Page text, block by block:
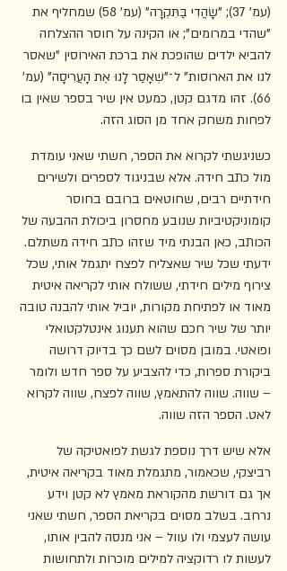
(עמ' 37); "שָׂהֲדִי בַּתִּקְרָה" (עמ' 58) שמחליף את
"שהדי במרומים"; או הקינה על חוסר ההצלחה
להביא ילדים שהופכת את ברכת האירוסין "שאסר
לנו את הארוסות" ל־"שְׁאָסַר לָנוּ אֶת הָעֲרִיסָה" (עמ'
66). זהו מדגם קטן, כמעט אין שיר בספר שאין בו
לפחות משחק אחד מן הסוג הזה.
כשניגשתי לקרוא את הספר, חשתי שאני עומדת
מול כתב חידה. אלא שבניגוד לספרים ולשירים
חידתיים רבים, שחוטאים ברובם בחוסר
קומוניקטיביות שנובע מחסרון ביכולת ההבעה של
הכותב, כאן הבנתי מיד שזהו כתב חידה משתלם.
ידעתי שכל שיר שאצליח לפצח יתגמל אותי, שכל
צירוף מילים חידתי, ששולח אותי לקריאה איטית
מאוד או לפתיחת מקורות, יוביל אותי להבנה טובה
יותר של שיר חכם שהוא תענוג אינטלקטואלי
ופואטי. במובן מסוים לשם כך בדיוק דרושה
ביקורת ספרות, כדי להצביע על ספר חדש ולומר
– שווה. שווה להתאמץ, שווה לפצח, שווה לקרוא
לאט. הספר הזה שווה.
אלא שיש דרך נוספת לגשת לפואטיקה של
רביצקי, שכאמור, מתגמלת מאוד בקריאה איטית,
אך גם דורשת מהקוראת מאמץ לא קטן וידע
נרחב. בשלב מסוים בקריאת הספר, חשתי שאני
עושה לעצמי ולו עוול – אני מנסה להבין אותו,
לעשות לו רדוקציה למילים מוכרות ולתחושות